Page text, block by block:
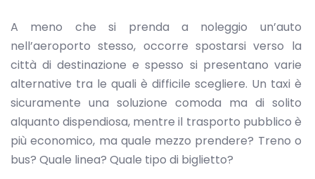
A meno che si prenda a noleggio un’auto
nell’aeroporto stesso, occorre spostarsi verso la
città di destinazione e spesso si presentano varie
alternative tra le quali è difficile scegliere. Un taxi è
sicuramente una soluzione comoda ma di solito
alquanto dispendiosa, mentre il trasporto pubblico è
più economico, ma quale mezzo prendere? Treno o
bus? Quale linea? Quale tipo di biglietto?